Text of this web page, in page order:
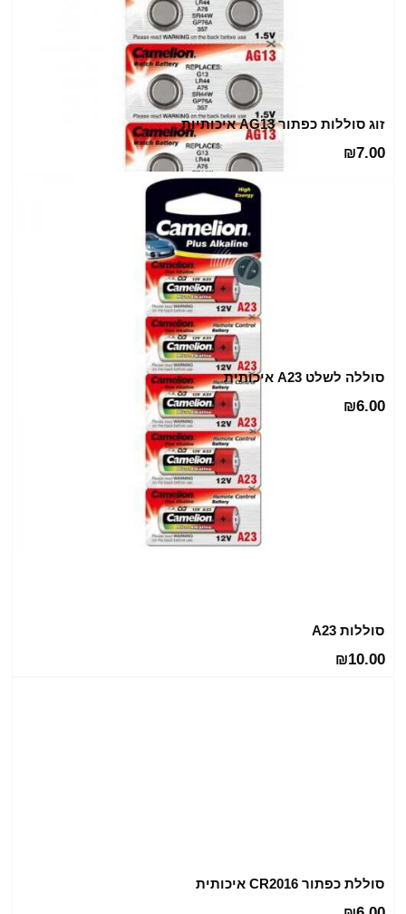
זוג סוללות כפתור AG13 איכותיות
₪7.00
סוללה לשלט A23 איכותית
₪6.00
סוללות A23
₪10.00
סוללת כפתור CR2016 איכותית